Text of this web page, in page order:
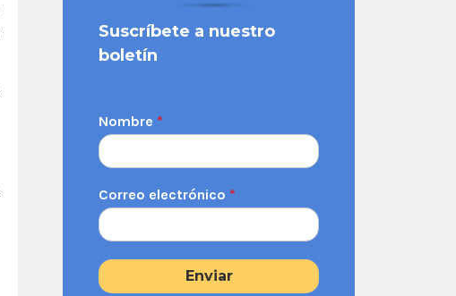
Suscríbete a nuestro
boletín
Nombre *
Correo electrónico *
Enviar